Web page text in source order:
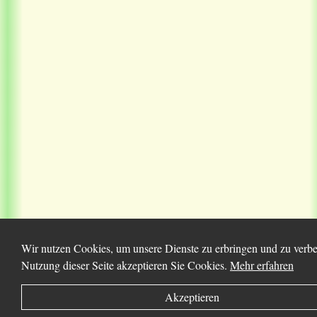
Wir nutzen Cookies, um unsere Dienste zu erbringen und zu
Nutzung dieser Seite akzeptieren Sie Cookies. Mehr erfahren
Akzeptieren